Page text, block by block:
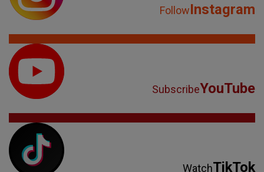
FollowInstagram
SubscribeYouTube
WatchTikTok